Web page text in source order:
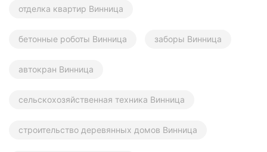
отделка квартир Винница
бетонные роботы Винница заборы Винница
автокран Винница
сельскохозяйственная техника Винница
строительство деревянных домов Винница